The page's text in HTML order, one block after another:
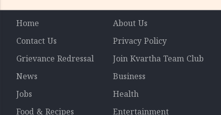
Home
About Us
Contact Us
Privacy Policy
Grievance Redressal
Join Kvartha Team Club
News
Business
Jobs
Health
Food & Recipes
Entertainment